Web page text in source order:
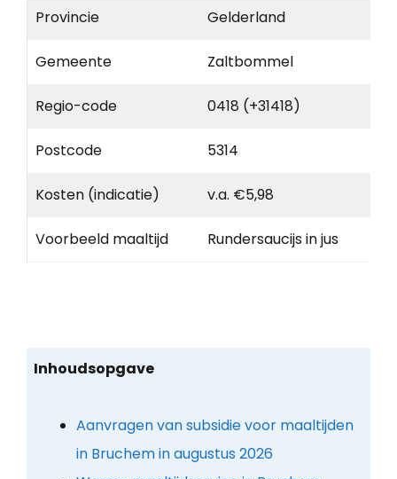
Provincie Gelderland
Gemeente Zaltbommel
Regio-code 0418 (+31418)
Postcode 5314
Kosten (indicatie) v.a. €5,98
Voorbeeld maaltijd Rundersaucijs in jus
Inhoudsopgave
Aanvragen van subsidie voor maaltijden
in Bruchem in augustus 2026